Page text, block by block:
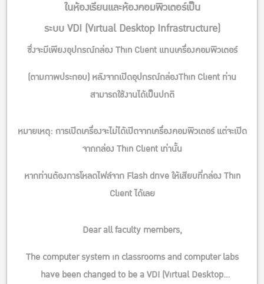
ในห้องเรียนและห้องคอมพิวเตอร์เป็น
ระบบ VDI (Virtual Desktop Infrastructure)
ซึ่งจะมีเพียงอุปกรณ์กล่อง Thin Client แทนเครื่องคอมพิวเตอร์
(ตามภาพประกอบ) หลังจากเปิดอุปกรณ์กล่องThin Client ท่าน
สามารถใช้งานได้เป็นปกติ
หมายเหตุ: การเปิดเครื่องจะไม่ได้เปิดจากเครื่องคอมพิวเตอร์ แต่จะเปิด
จากกล่อง Thin Client เท่านั้น
หากท่านต้องการโหลดไฟล์จาก Flash driveให้เสียบที่กล่อง Thin
Client ได้เลย
Dear all faculty members,
The computer system in classrooms and computer labs
have been changed to be aVDI (Virtual Desktop